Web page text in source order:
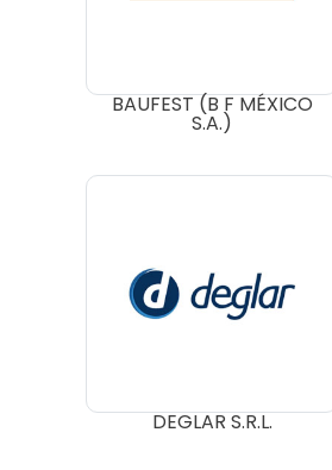
BAUFEST (B F MÉXICO
S.A.)
DEGLAR S.R.L.